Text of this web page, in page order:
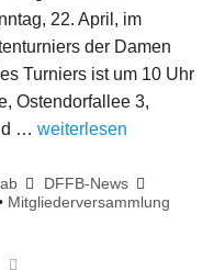
22. April, im
der Damen
Turniers ist um 10 Uhr
Ostendorfallee 3,
… weiterlesen
DFFB-News
Mitgliederversammlung